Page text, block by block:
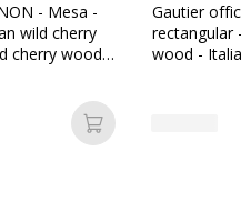
- Mesa -
wild cherry
cherry wood
Añadir a la cesta
Gautier
rectangular
wood -